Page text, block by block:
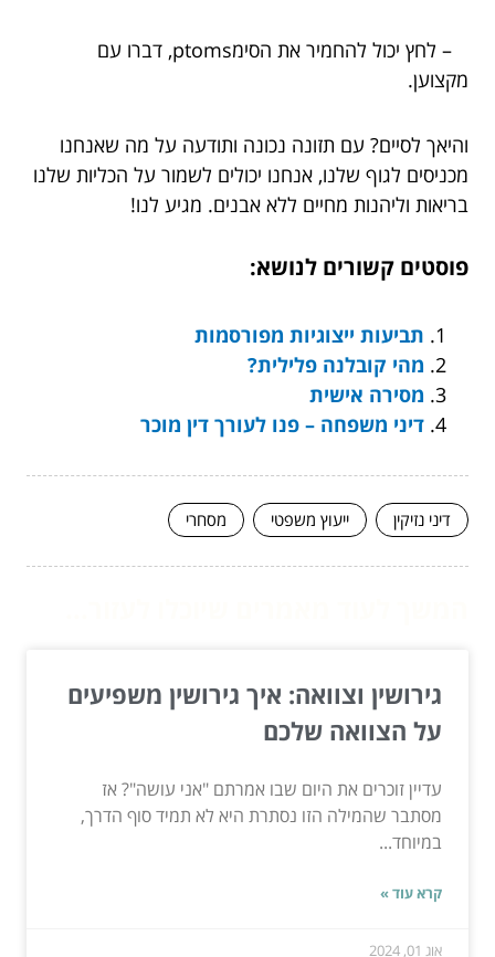
– לחץ יכול להחמיר את הסימptoms, דברו עם
מקצוען.
והיאך לסיים? עם תזונה נכונה ותודעה על מה שאנחנו
מכניסים לגוף שלנו, אנחנו יכולים לשמור על הכליות שלנו
בריאות וליהנות מחיים ללא אבנים. מגיע לנו!
פוסטים קשורים לנושא:
תביעות ייצוגיות מפורסמות
מהי קובלנה פלילית?
מסירה אישית
דיני משפחה – פנו לעורך דין מוכר
דיני נזיקין ייעוץ משפטי מסחרי
גירושין וצוואה: איך גירושין משפיעים
על הצוואה שלכם
עדיין זוכרים את היום שבו אמרתם "אני עושה"? אז
מסתבר שהמילה הזו נסתרת היא לא תמיד סוף הדרך,
במיוחד...
קרא עוד »
אוג 01, 2024